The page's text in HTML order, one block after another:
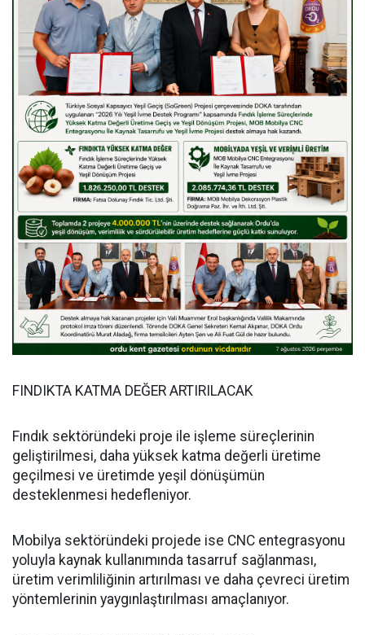
FINDIKTA KATMA DEĞER ARTIRILACAK
Fındık sektöründeki proje ile işleme süreçlerinin
geliştirilmesi, daha yüksek katma değerli üretime
geçilmesi ve üretimde yeşil dönüşümün
desteklenmesi hedefleniyor.
Mobilya sektöründeki projede ise CNC entegrasyonu
yoluyla kaynak kullanımında tasarruf sağlanması,
üretim verimliliğinin artırılması ve daha çevreci üretim
yöntemlerinin yaygınlaştırılması amaçlanıyor.